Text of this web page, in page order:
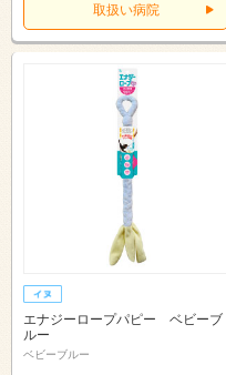
取扱い病院
エナジーロープパピー ベビーブ
ルー
ベビーブルー